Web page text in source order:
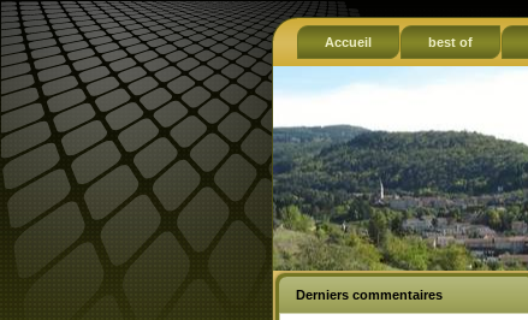
Accueil best of
Derniers commentaires